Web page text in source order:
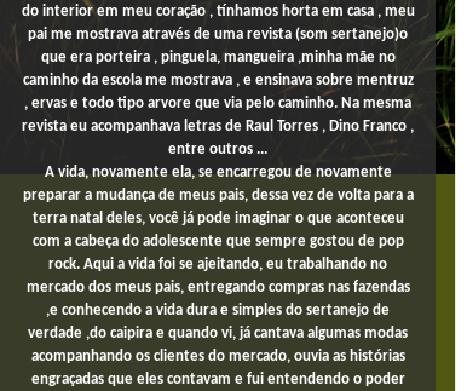
do interior em meu coração , tínhamos horta em casa , meu
pai me mostrava através de uma revista (som sertanejo)o
que era porteira , pinguela, mangueira ,minha mãe no
caminho da escola me mostrava , e ensinava sobre mentruz
, ervas e todo tipo arvore que via pelo caminho. Na mesma
revista eu acompanhava letras de Raul Torres , Dino Franco ,
entre outros ...
A vida, novamente ela, se encarregou de novamente
preparar a mudança de meus pais, dessa vez de volta para a
terra natal deles, você já pode imaginar o que aconteceu
com a cabeça do adolescente que sempre gostou de pop
rock. Aqui a vida foi se ajeitando, eu trabalhando no
mercado dos meus pais, entregando compras nas fazendas
,e conhecendo a vida dura e simples do sertanejo de
verdade ,do caipira e quando vi, já cantava algumas modas
acompanhando os clientes do mercado, ouvia as histórias
engraçadas que eles contavam e fui entendendo o poder